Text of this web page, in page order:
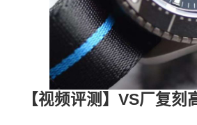
【视频评测】VS厂复